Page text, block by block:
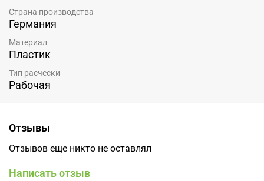
Страна производства
Германия
Материал
Пластик
Тип расчески
Рабочая
Отзывы
Отзывов еще никто не оставлял
Написать отзыв